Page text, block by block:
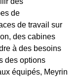
de
de travail sur
des cabines
à des besoins
des options
équipés, Meyrin